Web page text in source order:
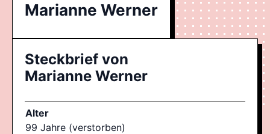
Marianne Werner
Steckbrief von
Marianne Werner
Alter
99 Jahre (verstorben)